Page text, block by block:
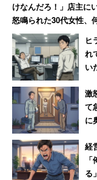
川岸：きゅうりや
が湧きやすいもの
度（商品によって
のは、5センチくら
核のマンゴーです
でした）でしか売
とは小ナスも、「
けなんだろ！」店主に
怒鳴られた30代女性、
ずに怒りの退店【前編】
ヒ
れ
い
激
て
に
経
る